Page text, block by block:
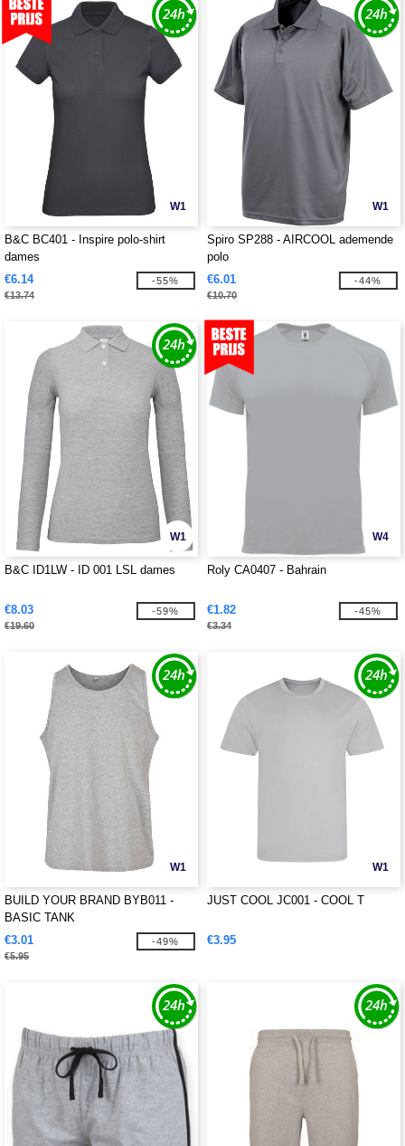
W1
B&C BC401 - Inspire polo-shirt
dames
€6.14
€13.74
-55%
W1
Spiro SP288 - AIRCOOL ademende
polo
€6.01
€10.70
-44%
W1
B&C ID1LW - ID 001 LSL dames
€8.03
€19.60
-59%
W4
Roly CA0407 - Bahrain
€1.82
€3.34
-45%
W1
BUILD YOUR BRAND BYB011 -
BASIC TANK
€3.01
€5.95
-49%
W1
JUST COOL JC001 - COOL T
€3.95